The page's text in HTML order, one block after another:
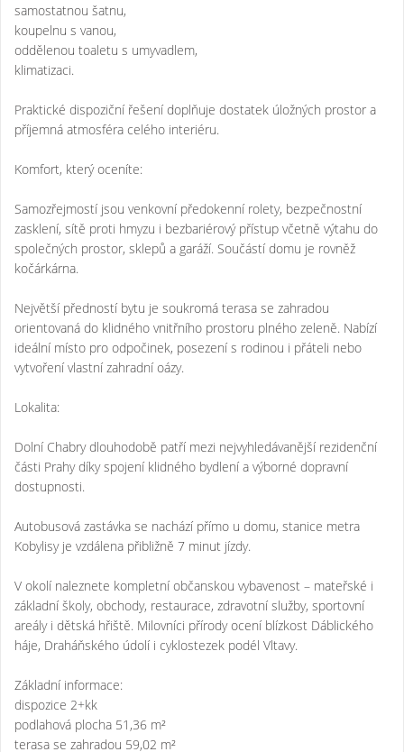
samostatnou šatnu,
koupelnu s vanou,
oddělenou toaletu s umyvadlem,
klimatizaci.
Praktické dispoziční řešení doplňuje dostatek úložných prostor a
příjemná atmosféra celého interiéru.
Komfort, který oceníte:
Samozřejmostí jsou venkovní předokenní rolety, bezpečnostní
zasklení, sítě proti hmyzu i bezbariérový přístup včetně výtahu do
společných prostor, sklepů a garáží. Součástí domu je rovněž
kočárkárna.
Největší předností bytu je soukromá terasa se zahradou
orientovaná do klidného vnitřního prostoru plného zeleně. Nabízí
ideální místo pro odpočinek, posezení s rodinou i přáteli nebo
vytvoření vlastní zahradní oázy.
Lokalita:
Dolní Chabry dlouhodobě patří mezi nejvyhledávanější rezidenční
části Prahy díky spojení klidného bydlení a výborné dopravní
dostupnosti.
Autobusová zastávka se nachází přímo u domu, stanice metra
Kobylisy je vzdálena přibližně 7 minut jízdy.
V okolí naleznete kompletní občanskou vybavenost – mateřské i
základní školy, obchody, restaurace, zdravotní služby, sportovní
areály i dětská hřiště. Milovníci přírody ocení blízkost Dáblického
háje, Draháňského údolí i cyklostezek podél Vltavy.
Základní informace:
dispozice 2+kk
podlahová plocha 51,36 m²
terasa se zahradou 59,02 m²